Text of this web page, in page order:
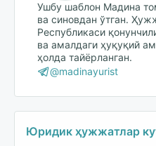
Ушбу шаблон Мадина
ва синовдан ўтган.
Республикаси
ва амалдаги ҳуқуқий
ҳолда тайёрланган.
@madinayurist
Юридик ҳужжатлар